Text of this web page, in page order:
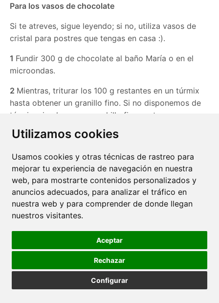
Utilizamos cookies
Usamos cookies y otras técnicas de rastreo para
mejorar tu experiencia de navegación en nuestra
web, para mostrarte contenidos personalizados y
anuncios adecuados, para analizar el tráfico en
nuestra web y para comprender de donde llegan
nuestros visitantes.
Aceptar
Rechazar
Configurar
Para los vasos de chocolate
Si te atreves, sigue leyendo; si no, utiliza vasos de
cristal para postres que tengas en casa :).
1 Fundir 300 g de chocolate al baño María o en el
microondas.
2 Mientras, triturar los 100 g restantes en un túrmix
hasta obtener un granillo fino. Si no disponemos de
túrmix, picarlo con un cuchillo finamente.
3Mezclar el chocolate fundido, que estará a unos 45
hasta que se disuelva por completo.
En ese momento la temperatura del chocolate será
de unos 30 ºC, ideal para hacer los vasos de
chocolate.